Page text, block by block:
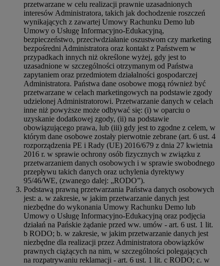
przetwarzane w celu realizacji prawnie uzasadnionych
interesów Administratora, takich jak dochodzenie roszczeń
wynikających z zawartej Umowy Rachunku Demo lub
Umowy o Usługę Informacyjno-Edukacyjną,
bezpieczeństwo, przeciwdziałanie oszustwom czy marketing
bezpośredni Administratora oraz kontakt z Państwem w
przypadkach innych niż określone wyżej, gdy jest to
uzasadnione w szczególności otrzymanym od Państwa
zapytaniem oraz przedmiotem działalności gospodarczej
Administratora. Państwa dane osobowe mogą również być
przetwarzane w celach marketingowych na podstawie zgody
udzielonej Administratorowi. Przetwarzanie danych w celach
inne niż powyższe może odbywać się: (i) w oparciu o
uzyskanie dodatkowej zgody, (ii) na podstawie
obowiązującego prawa, lub (iii) gdy jest to zgodne z celem, w
którym dane osobowe zostały pierwotnie zebrane (art. 6 ust. 4
rozporządzenia PE i Rady (UE) 2016/679 z dnia 27 kwietnia
2016 r. w sprawie ochrony osób fizycznych w związku z
przetwarzaniem danych osobowych i w sprawie swobodnego
przepływu takich danych oraz uchylenia dyrektywy
95/46/WE, (zwanego dalej: „RODO”).
Podstawą prawną przetwarzania Państwa danych osobowych
jest: a. w zakresie, w jakim przetwarzanie danych jest
niezbędne do wykonania Umowy Rachunku Demo lub
Umowy o Usługę Informacyjno-Edukacyjną oraz podjęcia
działań na Pańskie żądanie przed ww. umów - art. 6 ust. 1 lit.
b RODO; b. w zakresie, w jakim przetwarzanie danych jest
niezbędne dla realizacji przez Administratora obowiązków
prawnych ciążących na nim, w szczególności polegających
na rozpatrywaniu reklamacji - art. 6 ust. 1 lit. c RODO; c. w